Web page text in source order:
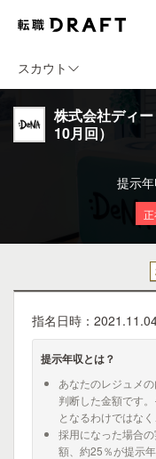
スカウト
株式会社ディ
10月回）
提示
指名日時：
提示年収とは？
あなたのレジュメ
判断した金額です
となるわけではな
採用になった場合
額、約25％が提示